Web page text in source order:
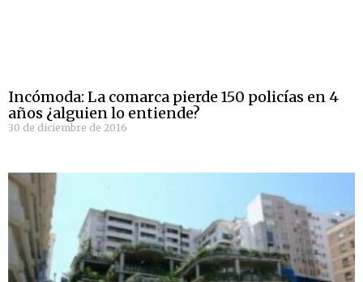
Incómoda: La comarca pierde 150 policías en 4
años ¿alguien lo entiende?
30 de diciembre de 2016